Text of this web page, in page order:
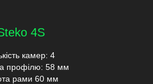
4S
камер: 4
профілю: 58 мм
рами 60 мм